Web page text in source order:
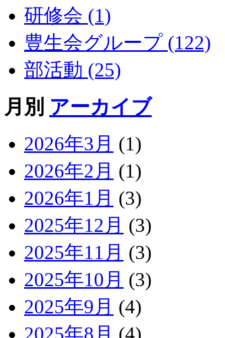
研修会 (1)
豊生会グループ (122)
部活動 (25)
月別 アーカイブ
2026年3月 (1)
2026年2月 (1)
2026年1月 (3)
2025年12月 (3)
2025年11月 (3)
2025年10月 (3)
2025年9月 (4)
2025年8月 (4)